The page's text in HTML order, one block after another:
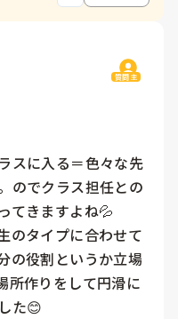
質問主
スに入る＝色々な先
のでクラス担任との
てきますよね💦
のタイプに合わせて
の役割というか立場
所作りをして円滑に
た😊